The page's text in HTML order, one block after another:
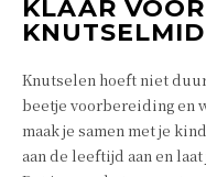
KLAAR
Knutselen hoeft niet
beetje voorbereiding en
maak je samen met je
aan de leeftijd aan en